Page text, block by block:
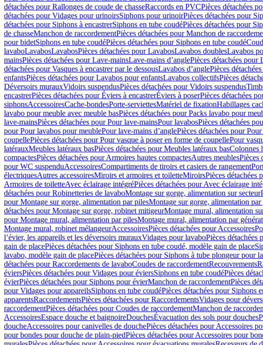
détachées pour Rallonges de coude de chasseRaccords en PVCPièces détachées
détachées pour Vidages pour urinoirsSiphons pour urinoirPièces détachées pour
détachées pour Siphons à encastrerSiphons en tube coudéPièces détachées pour
de chasseManchon de raccordementPièces détachées pour Manchon de
pour bidetSiphons en tube coudéPièces détachées pour Siphons en tube coudé
lavaboLavabosLavabosPièces détachées pour LavabosLavabos doublesLavabos
mainsPièces détachées pour Lave-mainsLave-mains d’anglePièces détachées pour
détachées pour Vasques à encastrer par le dessousLavabos d’anglePièces
enfantsPièces détachées pour Lavabos pour enfantsLavabos collectifsPièces
Déversoirs murauxVidoirs suspendusPièces détachées pour Vidoirs suspendus
encastrerPièces détachées pour Éviers à encastrerÉviers à poserPièces détachées
siphonsAccessoiresCache-bondesPorte-serviettesMatériel de fixationHabillages
lavabo pour meuble avec meuble basPièces détachées pour Packs lavabo pour
lave-mainsPièces détachées pour Pour lave-mainsPour lavabosPièces détachées
pour Pour lavabos pour meublePour lave-mains d’anglePièces détachées pour
coupellePièces détachées pour Pour vasque à poser en forme de coupellePour
latérauxMeubles latéraux basPièces détachées pour Meubles latéraux basColonnes
compactesPièces détachées pour Armoires hautes compactesAutres meublesPièces
pour WC suspenduAccessoiresCompartiments de tiroirs et casiers de rangement
électriquesAutres accessoiresMiroirs et armoires et toiletteMiroirsPièces détachées
Armoires de toiletteAvec éclairage intégréPièces détachées pour Avec éclairage
détachées pour Robinetteries de lavaboMontage sur gorge, alimentation sur secteur
pour Montage sur gorge, alimentation par pilesMontage sur gorge, alimentation par
détachées pour Montage sur gorge, robinet mitigeurMontage mural, alimentation
pour Montage mural, alimentation par pilesMontage mural, alimentation par
Montage mural, robinet mélangeurAccessoiresPièces détachées pour Accessoires
l’évier, les appareils et les déversoirs murauxVidages pour lavaboPièces détachées
gain de placePièces détachées pour Siphons en tube coudé, modèle gain de place
lavabo, modèle gain de placePièces détachées pour Siphons à tube plongeur pour
détachées pour Raccordements de lavaboCoudes de raccordementRecouvrements
éviersPièces détachées pour Vidages pour éviersSiphons en tube coudéPièces
évierPièces détachées pour Siphons pour évierManchon de raccordementPièces
pour Vidages pour appareilsSiphons en tube coudéPièces détachées pour Siphons
apparentsRaccordementsPièces détachées pour RaccordementsVidages pour
raccordementPièces détachées pour Coudes de raccordementManchon de
AccessoiresEspace douche et baignoireDouchesÉvacuation des sols pour douches
doucheAccessoires pour canivelles de douchePièces détachées pour Accessoires
pour bondes pour douche de plain-piedPièces détachées pour Accessoires pour